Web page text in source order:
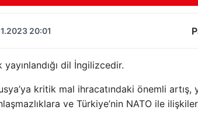
20:01
dil İngilizcedir.
kritik mal ihracatındaki önemli
ve Türkiye’nin NATO ile